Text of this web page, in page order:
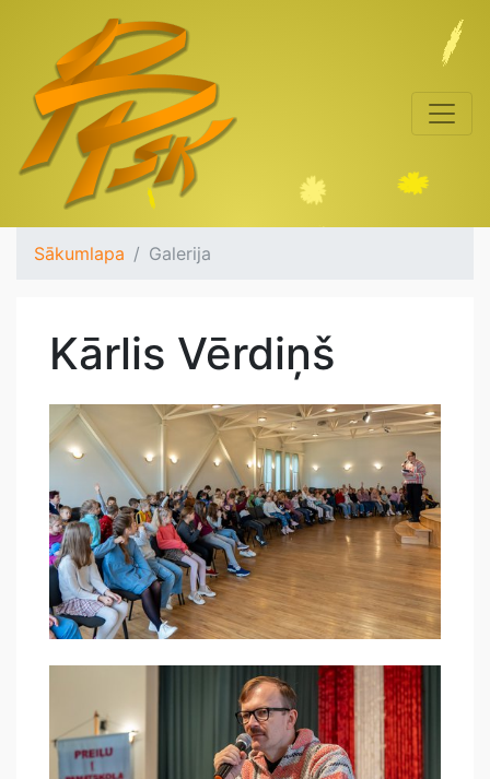
Sākumlapa Galerija
Kārlis Vērdiņš